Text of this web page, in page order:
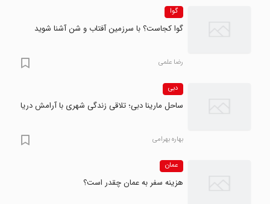
گوا
گوا کجاست؟ با سرزمین آفتاب و شن آشنا شوید
رضا علمی
دبی
ساحل مارینا دبی؛ تلاقی زندگی شهری با آرامش دریا
بهاره بهرامی
عمان
هزینه سفر به عمان چقدر است؟